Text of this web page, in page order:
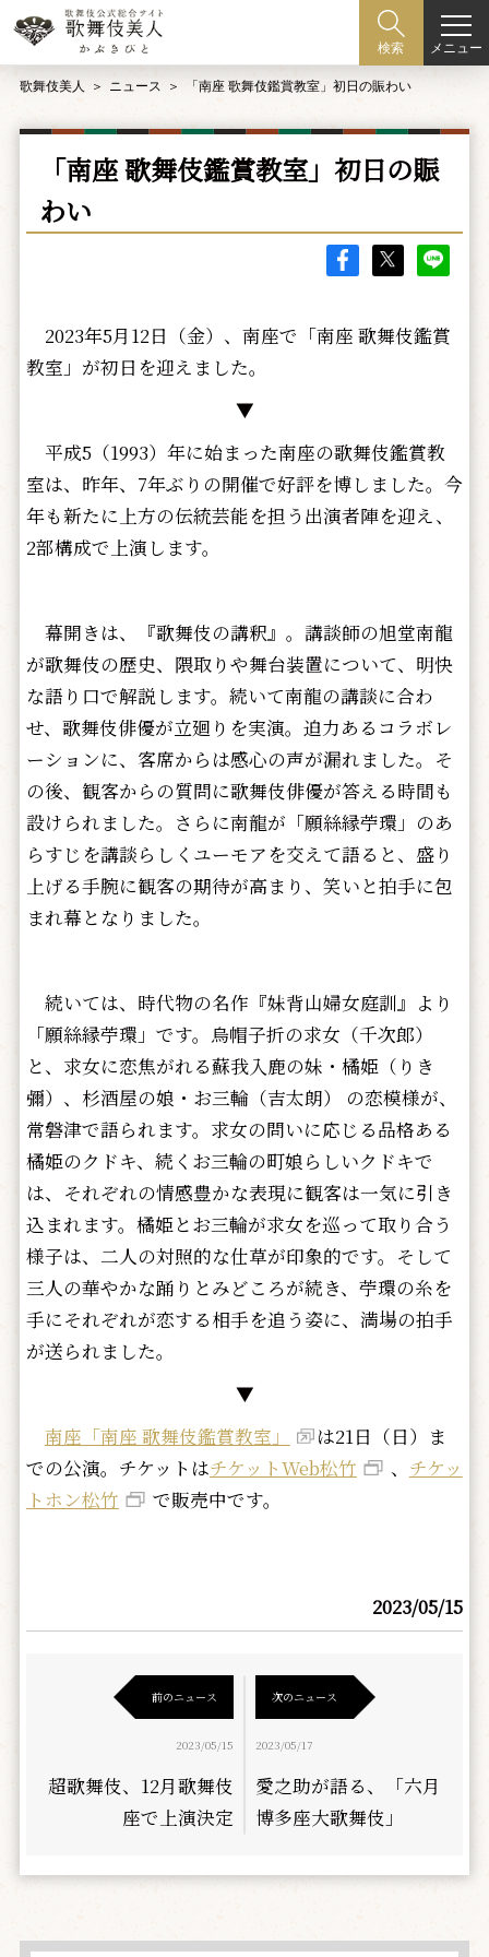
検索 メニュー
歌舞伎美人 ニュース 「南座 歌舞伎鑑賞教室」初日の賑わい
「南座 歌舞伎鑑賞教室」初日の賑
わい
2023年5月12日（金）、南座で「南座 歌舞伎鑑賞
教室」が初日を迎えました。
▼
平成5（1993）年に始まった南座の歌舞伎鑑賞教
室は、昨年、7年ぶりの開催で好評を博しました。今
年も新たに上方の伝統芸能を担う出演者陣を迎え、
2部構成で上演します。
幕開きは、『歌舞伎の講釈』。講談師の旭堂南龍
が歌舞伎の歴史、隈取りや舞台装置について、明快
な語り口で解説します。続いて南龍の講談に合わ
せ、歌舞伎俳優が立廻りを実演。迫力あるコラボレ
ーションに、客席からは感心の声が漏れました。そ
の後、観客からの質問に歌舞伎俳優が答える時間も
設けられました。さらに南龍が「願絲縁苧環」のあ
らすじを講談らしくユーモアを交えて語ると、盛り
上げる手腕に観客の期待が高まり、笑いと拍手に包
まれ幕となりました。
続いては、時代物の名作『妹背山婦女庭訓』より
「願絲縁苧環」です。烏帽子折の求女（千次郎）
と、求女に恋焦がれる蘇我入鹿の妹・橘姫（りき
彌）、杉酒屋の娘・お三輪（吉太朗） の恋模様が、
常磐津で語られます。求女の問いに応じる品格ある
橘姫のクドキ、続くお三輪の町娘らしいクドキで
は、それぞれの情感豊かな表現に観客は一気に引き
込まれます。橘姫とお三輪が求女を巡って取り合う
様子は、 二人の対照的な仕草が印象的です。そして
三人の華やかな踊りとみどころが続き、苧環の糸を
手にそれぞれが恋する相手を追う姿に、満場の拍手
が送られました。
▼
南座「南座 歌舞伎鑑賞教室」
は21日（日）ま
での公演。チケットはチケットWeb松竹 、 チケッ
トホン松竹
で販売中です。
2023/05/15
前のニュース
2023/05/15
超歌舞伎、12月歌舞伎
座で上演決定
次のニュース
2023/05/17
愛之助が語る、「六月
博多座大歌舞伎」